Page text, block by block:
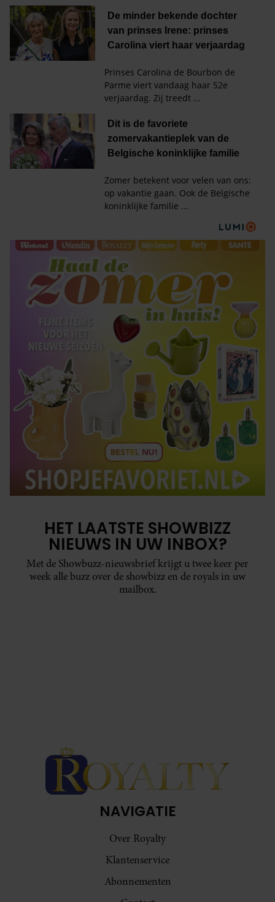
HET LAATSTE SHOWBIZZ
NIEUWS IN UW INBOX?
Met de Showbuzz-nieuwsbrief krijgt u twee keer per
week alle buzz over de showbizz en de royals in uw
mailbox.
NAVIGATIE
Over Royalty
Klantenservice
Abonnementen